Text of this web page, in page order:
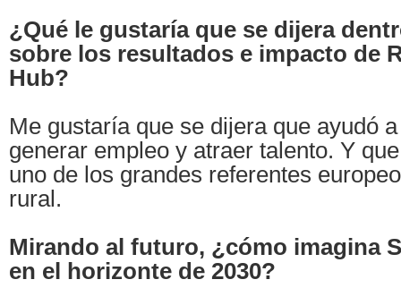
¿Qué le gustaría que se dijera
sobre los resultados e impacto de
Hub?
Me gustaría que se dijera que ayudó
generar empleo y atraer talento. Y
uno de los grandes referentes
rural.
Mirando al futuro, ¿cómo imagina
en el horizonte de 2030?